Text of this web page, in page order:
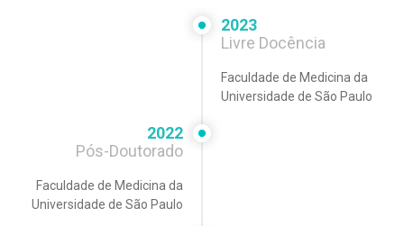
2023
Livre Docência
Faculdade de Medicina da
Universidade de São Paulo
2022
Pós-Doutorado
Faculdade de Medicina da
Universidade de São Paulo